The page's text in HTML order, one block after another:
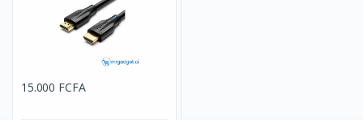
15.000 FCFA